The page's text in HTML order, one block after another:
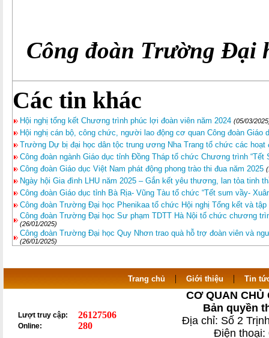
Công đoàn Trường Đại
Các tin khác
Hội nghị tổng kết Chương trình phúc lợi đoàn viên năm 2024 (05/03/
Hội nghị cán bộ, công chức, người lao động cơ quan Công đoàn Giáo
Trường Dự bị đại học dân tộc trung ương Nha Trang tổ chức các
Công đoàn ngành Giáo dục tỉnh Đồng Tháp tổ chức Chương trình “Tết
Công đoàn Giáo dục Việt Nam phát động phong trào thi đua năm 2025
Ngày hội Gia đình LHU năm 2025 – Gắn kết yêu thương, lan tỏa tinh
Công đoàn Giáo dục tỉnh Bà Rịa- Vũng Tàu tổ chức “Tết sum vầy-
Công đoàn Trường Đại học Phenikaa tổ chức Hội nghị Tổng kết và tập
Công đoàn Trường Đại học Sư phạm TDTT Hà Nội tổ chức chương
(26/01/2025)
Công đoàn Trường Đại học Quy Nhơn trao quà hỗ trợ đoàn viên và
(26/01/2025)
Trang chủ | Giới thiệu | Tin
Lượt truy cập: 26127506
Online: 280
CƠ QUAN CHỦ
Bản quyền
Địa chỉ: Số 2
Điện